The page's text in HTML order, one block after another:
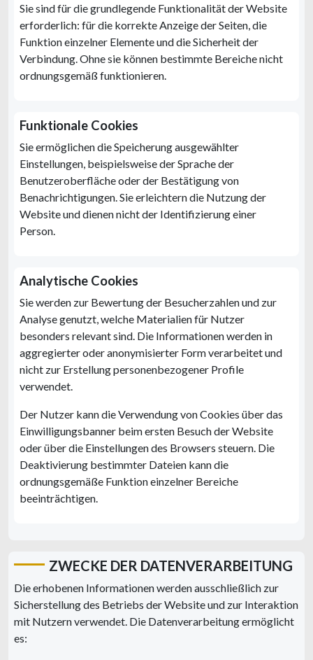
Sie sind für die grundlegende Funktionalität der Website
erforderlich: für die korrekte Anzeige der Seiten, die
Funktion einzelner Elemente und die Sicherheit der
Verbindung. Ohne sie können bestimmte Bereiche nicht
ordnungsgemäß funktionieren.
Funktionale Cookies
Sie ermöglichen die Speicherung ausgewählter
Einstellungen, beispielsweise der Sprache der
Benutzeroberfläche oder der Bestätigung von
Benachrichtigungen. Sie erleichtern die Nutzung der
Website und dienen nicht der Identifizierung einer
Person.
Analytische Cookies
Sie werden zur Bewertung der Besucherzahlen und zur
Analyse genutzt, welche Materialien für Nutzer
besonders relevant sind. Die Informationen werden in
aggregierter oder anonymisierter Form verarbeitet und
nicht zur Erstellung personenbezogener Profile
verwendet.
Der Nutzer kann die Verwendung von Cookies über das
Einwilligungsbanner beim ersten Besuch der Website
oder über die Einstellungen des Browsers steuern. Die
Deaktivierung bestimmter Dateien kann die
ordnungsgemäße Funktion einzelner Bereiche
beeinträchtigen.
ZWECKE DER DATENVERARBEITUNG
Die erhobenen Informationen werden ausschließlich zur
Sicherstellung des Betriebs der Website und zur Interaktion
mit Nutzern verwendet. Die Datenverarbeitung ermöglicht
es: